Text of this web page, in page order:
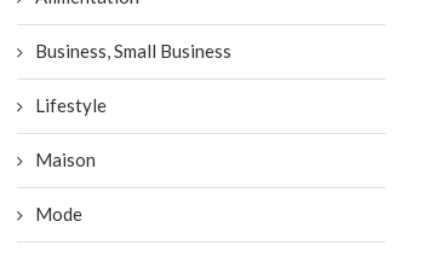
Business, Small Business
Lifestyle
Maison
Mode